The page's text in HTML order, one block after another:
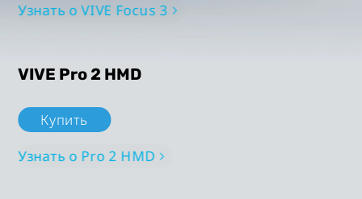
Узнать о VIVE Focus 3
VIVE Pro 2 HMD
Купить
Узнать о Pro 2 HMD